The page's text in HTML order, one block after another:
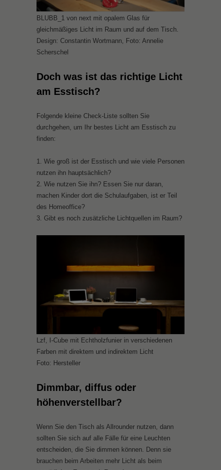
BLUBB_1 von next mit opalem Glas für
gleichmäßiges Licht im Raum und auf dem Tisch.
Design: Constantin Wortmann, Foto: Annelie
Scherschel
Doch was ist das richtige Licht
am Esstisch?
Folgende kleine Check-Liste sollten Sie
durchgehen, um Ihr bestes Licht am Esstisch zu
finden:
1. Wie groß ist der Esstisch und wie viele Personen
nutzen ihn hauptsächlich?
2. Wie nutzen Sie ihn? Essen Sie nur daran,
machen Kinder dort die Schulaufgaben, ist er Teil
des Homeoffice?
3. Gibt es noch zusätzliche Lichtquellen im Raum?
Lzf, I-Cube mit Echtholzfunier in verschiedenen
Farben mit direktem und indirektem Licht
Foto: Hersteller
Dimmbar, diffus oder
höhenverstellbar?
Wenn Sie den Tisch als Allrounder nutzen, dann
sollten Sie sich auf alle Fälle für eine Leuchten
entscheiden, die Sie dimmen können. Denn sie
brauchen beim Arbeiten mehr Licht als beim